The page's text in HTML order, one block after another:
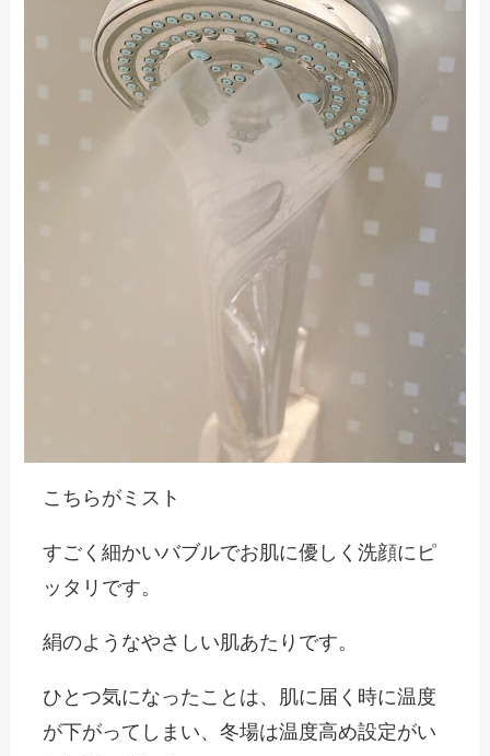
こちらがミスト
すごく細かいバブルでお肌に優しく洗顔にピ
ッタリです。
絹のようなやさしい肌あたりです。
ひとつ気になったことは、肌に届く時に温度
が下がってしまい、冬場は温度高め設定がい